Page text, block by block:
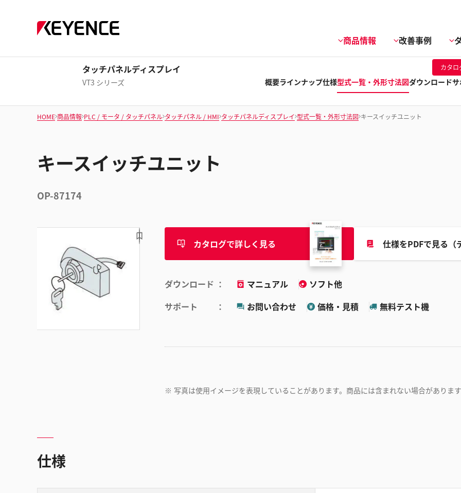
商品情報 改善事例
タッチパネルディスプレイ
VT3 シリーズ
カタロ
概要ラインナップ仕様型式一覧・外形寸法図ダウンロードサ
HOME 商品情報 PLC / モータ / タッチパネル タッチパネル / HMI タッチパネルディスプレイ 型式一覧・外形寸法図 キースイッチユニット
キースイッチユニット
OP-87174
カタログで詳しく見る 仕様をPDFで見る（
ダウンロード マニュアル
ソフト他
サポート
お問い合わせ 価格・見積 無料テスト機
※ 写真は使用イメージを表現していることがあります。商品には含まれない場合がありま
仕様